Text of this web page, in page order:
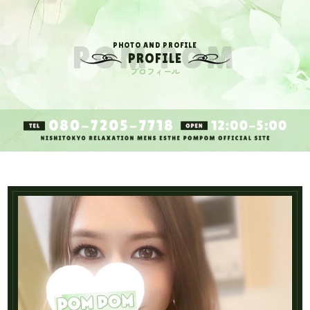
PHOTO AND PROFILE
PROFILE
プロフィール